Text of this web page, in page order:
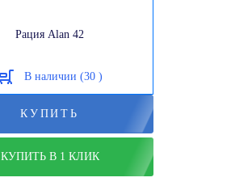
Рация Alan 42
В наличии (30 )
КУПИТЬ
КУПИТЬ В 1 КЛИК